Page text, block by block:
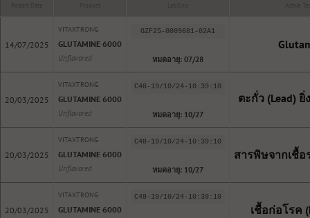
14/07/2025
VITAXTRONG
GLUTAMINE 6000
Unflavored
GZF25-0009681-02A1
หมดอายุ: 07/28
20/03/2025
VITAXTRONG
GLUTAMINE 6000
Unflavored
C48-19/10/24-10:39:10
หมดอายุ: 10/27
ตะกั่ว (Lead)
20/03/2025
VITAXTRONG
GLUTAMINE 6000
Unflavored
C48-19/10/24-10:39:10
หมดอายุ: 10/27
สารพิษจากเชื้อ
20/03/2025
VITAXTRONG
GLUTAMINE 6000
C48-19/10/24-10:39:10
เชื้อก่อโรค